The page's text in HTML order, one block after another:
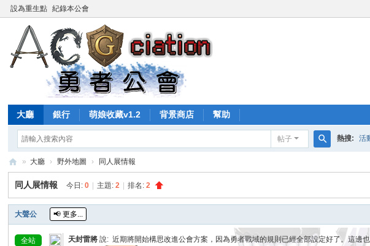
設為重生點 紀錄本公會
大廳 銀行 萌娘收藏v1.2 背景商店 幫助
帖子
索
熱搜: 活
A
C
G
勇
» 大廳 › 野外地圖 › 同人展情報
同人展情報 今日:0 主題:2 排名:2
大聲公 📢 更多...
全站 天封雷將說: 近期將開始構思改進公會方案，因為勇者戰域的規則已經全部設定好了。這邊